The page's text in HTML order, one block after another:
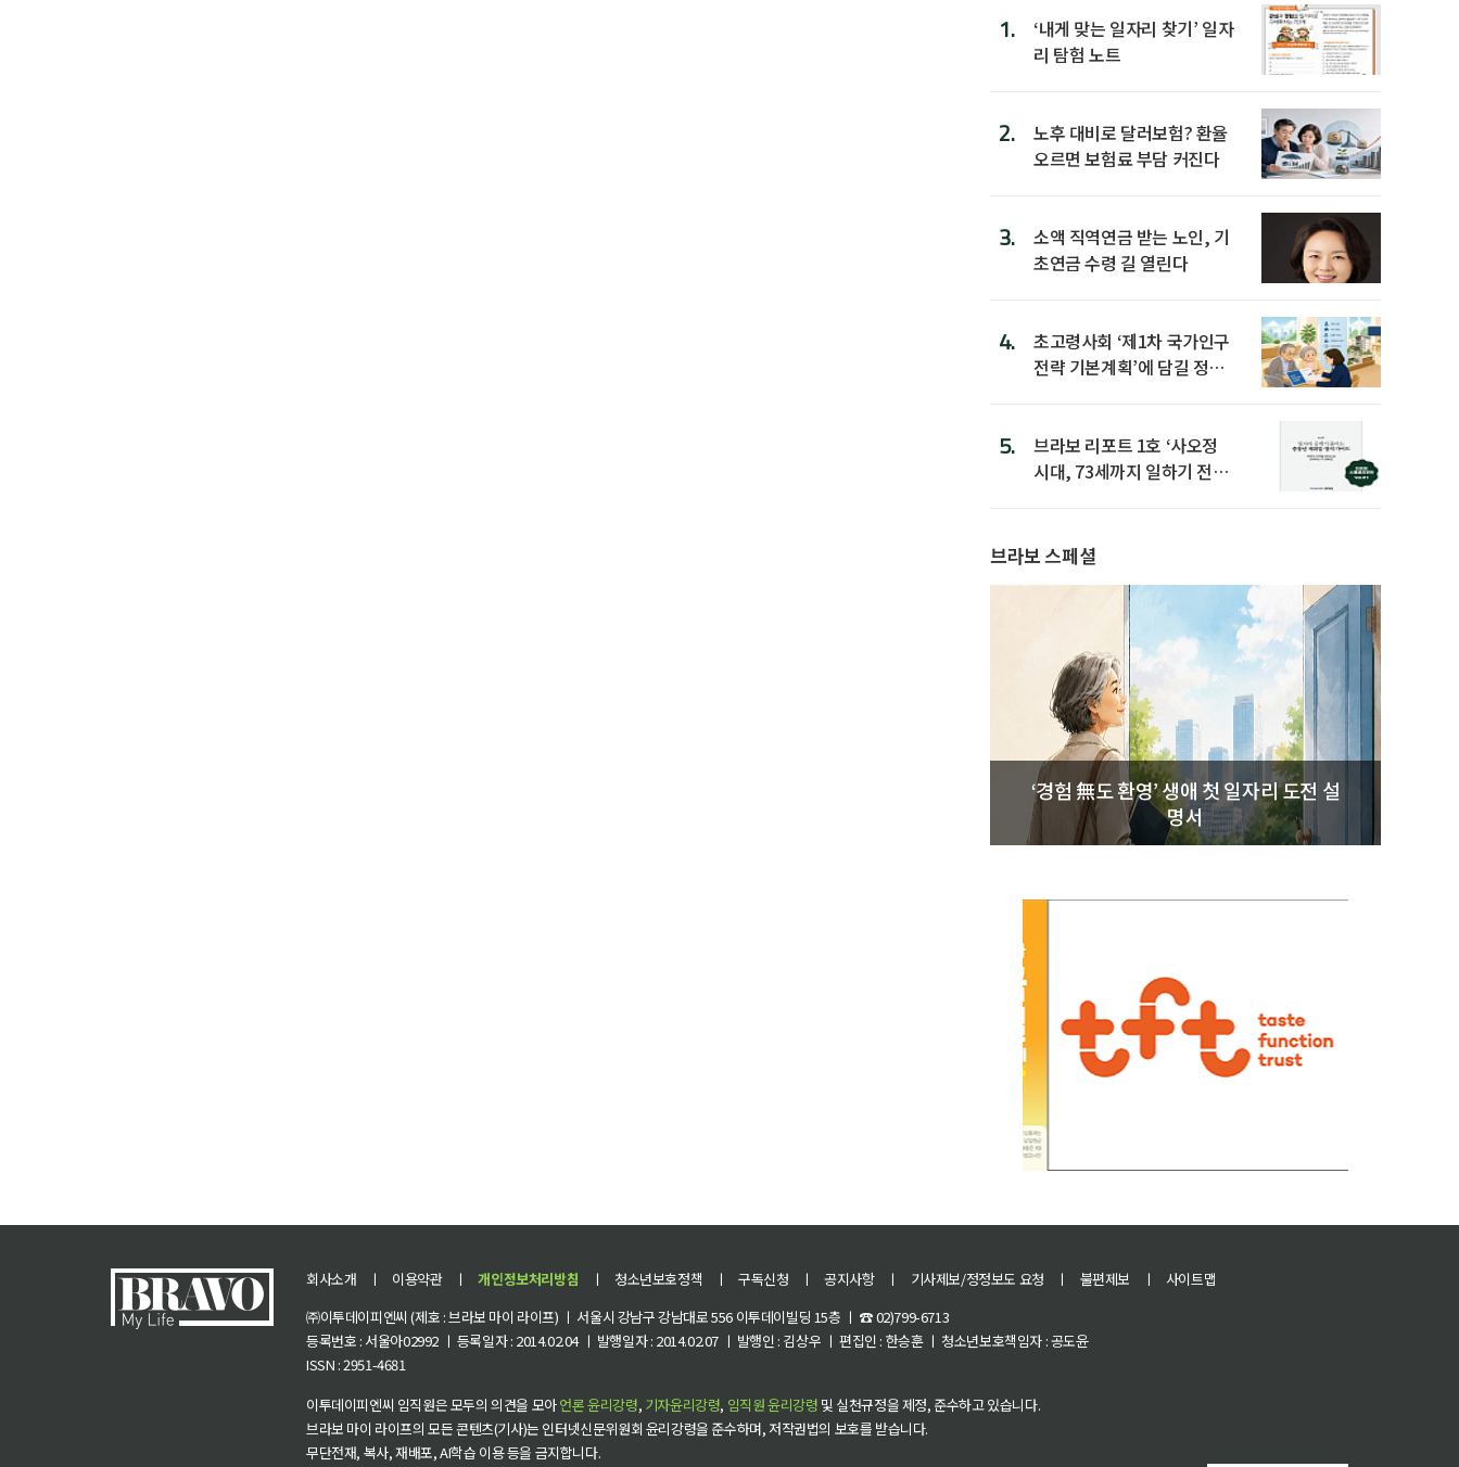
1.
‘내게 맞는 일자리 찾기’ 일자
리 탐험 노트
2.
노후 대비로 달러보험? 환율
오르면 보험료 부담 커진다
3.
소액 직역연금 받는 노인, 기
초연금 수령 길 열린다
4.
초고령사회 ‘제1차 국가인구
전략 기본계획’에 담길 정책
5.
브라보 리포트 1호 ‘사오정
시대, 73세까지 일하기 전략’
브라보 스페셜
‘경험 無도 환영’ 생애 첫 일자리 도전 설
명서
회사소개 ㅣ 이용약관 ㅣ 개인정보처리방침 ㅣ 청소년보호정책 ㅣ 구독신청 ㅣ 공지사항 ㅣ 기사제보/정정보도 요청 ㅣ 불편제보 ㅣ
사이트맵
㈜이투데이피엔씨 (제호 : 브라보 마이 라이프) ㅣ 서울시 강남구 강남대로 556 이투데이빌딩 15층 ㅣ ☎ 02)799-6713
등록번호 : 서울아02992 ㅣ 등록일자 : 2014.02.04 ㅣ 발행일자 : 2014.02.07 ㅣ 발행인 : 김상우 ㅣ 편집인 : 한승훈 ㅣ 청소년보호책임자 : 공도윤
ISSN : 2951-4681
이투데이피엔씨 임직원은 모두의 의견을 모아언론 윤리강령, 기자윤리강령, 임직원 윤리강령 및 실천규정을 제정, 준수하고 있습니다.
브라보 마이 라이프의 모든 콘텐츠(기사)는 인터넷신문위원회 윤리강령을 준수하며, 저작권법의 보호를 받습니다.
무단전재, 복사, 재배포, AI학습 이용 등을 금지합니다.